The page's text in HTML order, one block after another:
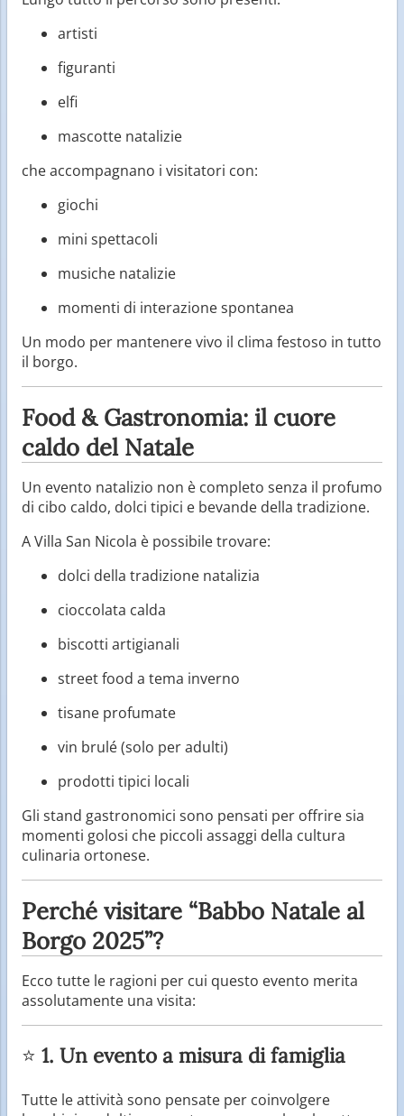
artisti
figuranti
elfi
mascotte natalizie
che accompagnano i visitatori con:
giochi
mini spettacoli
musiche natalizie
momenti di interazione spontanea
Un modo per mantenere vivo il clima festoso in tutto
il borgo.
Food & Gastronomia: il cuore
caldo del Natale
Un evento natalizio non è completo senza il profumo
di cibo caldo, dolci tipici e bevande della tradizione.
A Villa San Nicola è possibile trovare:
dolci della tradizione natalizia
cioccolata calda
biscotti artigianali
street food a tema inverno
tisane profumate
vin brulé (solo per adulti)
prodotti tipici locali
Gli stand gastronomici sono pensati per offrire sia
momenti golosi che piccoli assaggi della cultura
culinaria ortonese.
Perché visitare “Babbo Natale al
Borgo 2025”?
Ecco tutte le ragioni per cui questo evento merita
assolutamente una visita:
⭐ 1. Un evento a misura di famiglia
Tutte le attività sono pensate per coinvolgere